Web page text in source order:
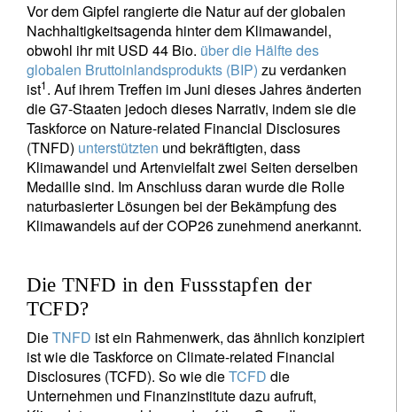
Vor dem Gipfel rangierte die Natur auf der globalen
Nachhaltigkeitsagenda hinter dem Klimawandel,
obwohl ihr mit USD 44 Bio. über die Hälfte des
globalen Bruttoinlandsprodukts (BIP) zu verdanken
ist1. Auf ihrem Treffen im Juni dieses Jahres änderten
die G7-Staaten jedoch dieses Narrativ, indem sie die
Taskforce on Nature-related Financial Disclosures
(TNFD) unterstützten und bekräftigten, dass
Klimawandel und Artenvielfalt zwei Seiten derselben
Medaille sind. Im Anschluss daran wurde die Rolle
naturbasierter Lösungen bei der Bekämpfung des
Klimawandels auf der COP26 zunehmend anerkannt.
Die TNFD in den Fussstapfen der
TCFD?
DieTNFD ist ein Rahmenwerk, das ähnlich konzipiert
ist wie die Taskforce on Climate-related Financial
Disclosures (TCFD). So wie dieTCFD die
Unternehmen und Finanzinstitute dazu aufruft,